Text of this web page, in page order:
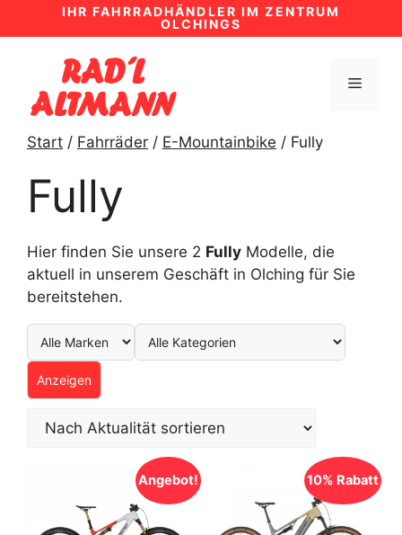
Inhalt
IHR FAHRRADHÄNDLER IM ZENTRUM
OLCHINGS
MENÜ
Start / Fahrräder / E-Mountainbike / Fully
Fully
Hier finden Sie unsere 2 Fully Modelle, die
aktuell in unserem Geschäft in Olching für Sie
bereitstehen.
Anzeigen
Angebot! 10% Rabatt